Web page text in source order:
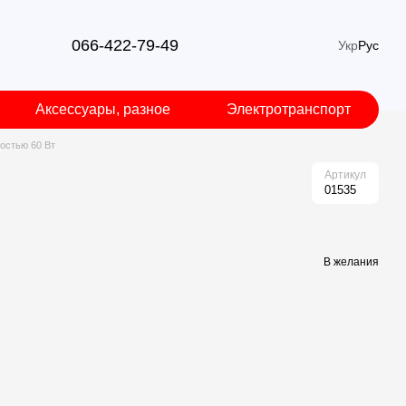
066-422-79-49 УкрРус
Аксессуары, разное Электротранспорт
60 Вт
Артикул
01535
В желания